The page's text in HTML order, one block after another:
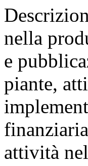
nella
e
piante,
attività